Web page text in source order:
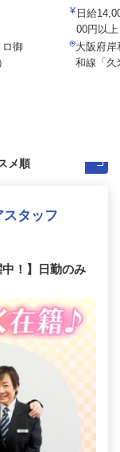
ロ御
日給
00円以
大阪府岸
和線「久
タッフ
中！】日勤のみ